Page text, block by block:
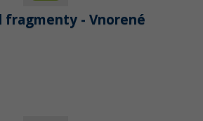
fragmenty - Vnorené